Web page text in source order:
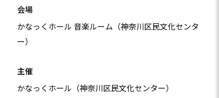
会場
かなっくホール 音楽ルーム（神奈川区民文化センタ
ー）
主催
かなっくホール（神奈川区民文化センター）